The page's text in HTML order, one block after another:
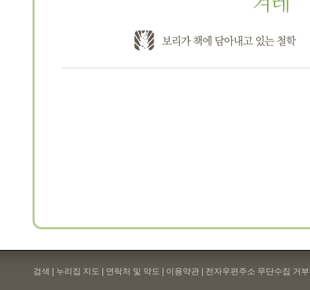
검색 | 누리집 지도 | 연락처 및 약도 | 이용약관 | 전자우편주소 무단수집 거